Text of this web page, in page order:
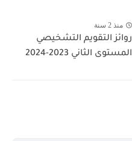
منذ 2 سنة
روائز التقويم التشخيصي
المستوى الثاني 2023-2024